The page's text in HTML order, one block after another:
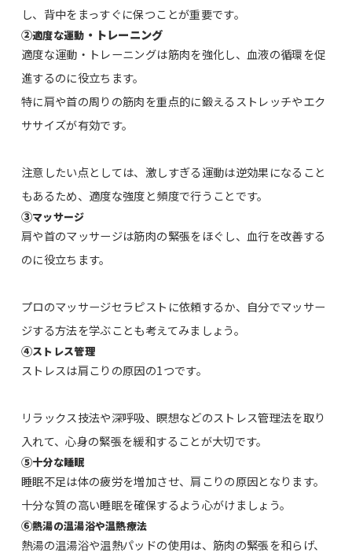
し、背中をまっすぐに保つことが重要です。
②適度な運動 ・トレーニング
適度な運動・トレーニングは筋肉を強化し、血液の循環を促
進するのに役立ちます。
特に肩や首の周りの筋肉を重点的に鍛えるストレッチやエク
ササイズが有効です。
注意したい点としては、激しすぎる運動は逆効果になること
もあるため、適度な強度と頻度で行うことです。
③マッサージ
肩や首のマッサージは筋肉の緊張をほぐし、血行を改善する
のに役立ちます。
プロのマッサージセラピストに依頼するか、自分でマッサー
ジする方法を学ぶことも考えてみましょう。
④ストレス管理
ストレスは肩こりの原因の1つです。
リラックス技法や深呼吸、瞑想などのストレス管理法を取り
入れて、心身の緊張を緩和することが大切です。
⑤十分な睡眠
睡眠不足は体の疲労を増加させ、肩こりの原因となります。
十分な質の高い睡眠を確保するよう心がけましょう。
⑥熱湯の温湯浴や温熱療法
熱湯の温湯浴や温熱パッドの使用は、筋肉の緊張を和らげ、